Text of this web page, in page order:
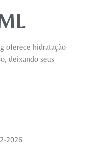
oferece hidratação
deixando seus
2026